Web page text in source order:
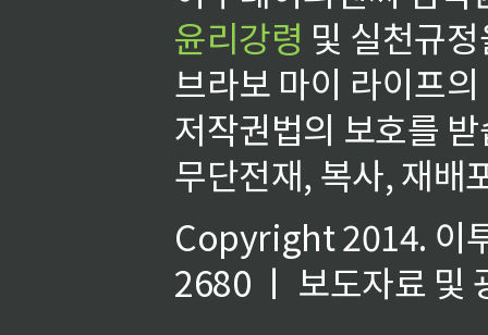
윤리강령 및 실천규
브라보 마이 라이프
저작권법의 보호를
무단전재, 복사, 재배
Copyright 2014. 이
2680 ㅣ 보도자료